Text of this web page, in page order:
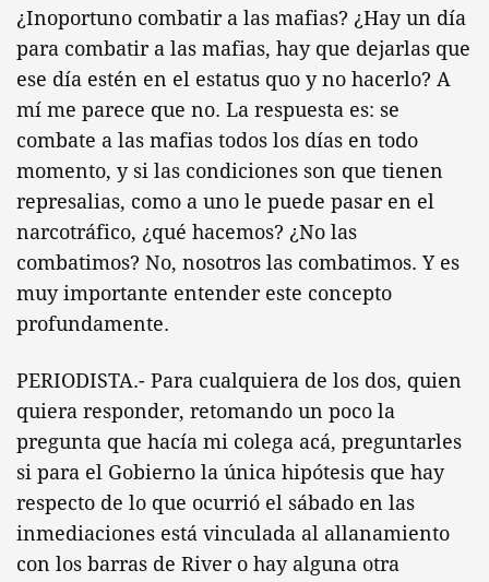
¿Inoportuno combatir a las mafias? ¿Hay un día
para combatir a las mafias, hay que dejarlas que
ese día estén en el estatus quo y no hacerlo? A
mí me parece que no. La respuesta es: se
combate a las mafias todos los días en todo
momento, y si las condiciones son que tienen
represalias, como a uno le puede pasar en el
narcotráfico, ¿qué hacemos? ¿No las
combatimos? No, nosotros las combatimos. Y es
muy importante entender este concepto
profundamente.
PERIODISTA.- Para cualquiera de los dos, quien
quiera responder, retomando un poco la
pregunta que hacía mi colega acá, preguntarles
si para el Gobierno la única hipótesis que hay
respecto de lo que ocurrió el sábado en las
inmediaciones está vinculada al allanamiento
con los barras de River o hay alguna otra